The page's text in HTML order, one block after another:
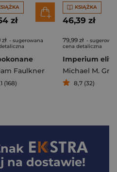
zł
- sugerowana
Faulkner
(168)
KSIĄŻKA
46,39 zł
79,99 zł -
cena detaliczna
8,7 (32)
na dostawie!